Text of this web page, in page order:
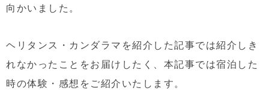
向かいました。
ヘリタンス・カンダラマを紹介した記事では紹介しき
れなかったことをお届けしたく、本記事では宿泊した
時の体験・感想をご紹介いたします。